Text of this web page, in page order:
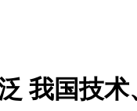
我国技